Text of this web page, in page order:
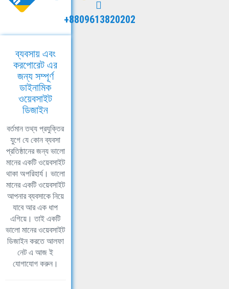
+8809613820202
ব্যবসায় এবং
করপোরেট এর
জন্য সম্পূর্ণ
ডাইনামিক
ওয়েবসাইট
ডিজাইন
বর্তমান তথ্য প্রযুক্তির
যুগে যে কোন ব্যবসা
প্রতিষ্ঠানের জন্য ভালো
মানের একটি ওয়েবসাইট
থাকা অপরিহার্য। ভালো
মানের একটি ওয়েবসাইট
আপনার ব্যবসাকে নিয়ে
যাবে আর এক ধাপ
এগিয়ে। তাই একটি
ভালো মানের ওয়েবসাইট
ডিজাইন করতে আলফা
নেট এ আজ ই
যোগাযোগ করুন।